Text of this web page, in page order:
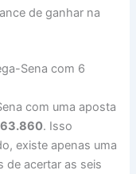
de ganhar na
Sena com 6
com uma aposta
. Isso
existe apenas uma
de acertar as seis